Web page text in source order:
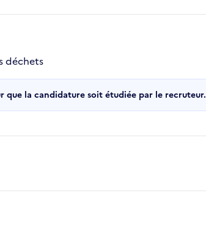
déchets
la candidature soit étudiée par le recruteur.